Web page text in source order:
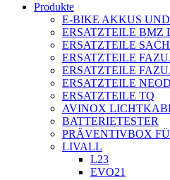
Produkte
E-BIKE AKKUS
ERSATZTEILE BMZ
ERSATZTEILE
ERSATZTEILE
ERSATZTEILE
ERSATZTEILE
ERSATZTEILE TQ
AVINOX
BATTERIETESTER
PRÄVENTIVBOX
LIVALL
L23
EVO21